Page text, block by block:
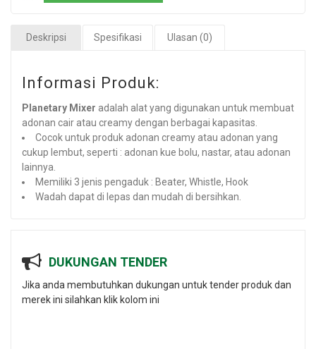
Deskripsi Spesifikasi Ulasan (0)
Informasi Produk:
Planetary Mixer adalah alat yang digunakan untuk membuat
adonan cair atau creamy dengan berbagai kapasitas.
Cocok untuk produk adonan creamy atau adonan yang
cukup lembut, seperti : adonan kue bolu, nastar, atau adonan
lainnya.
Memiliki 3 jenis pengaduk : Beater, Whistle, Hook
Wadah dapat di lepas dan mudah di bersihkan.
DUKUNGAN TENDER
Jika anda membutuhkan dukungan untuk tender produk dan
merek ini silahkan klik kolom ini